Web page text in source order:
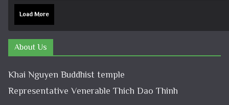
Load More
About Us
Khai Nguyen Buddhist temple
Representative Venerable Thich Dao Thinh